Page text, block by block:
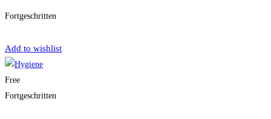
Fortgeschritten
Add to wishlist
Free
Fortgeschritten